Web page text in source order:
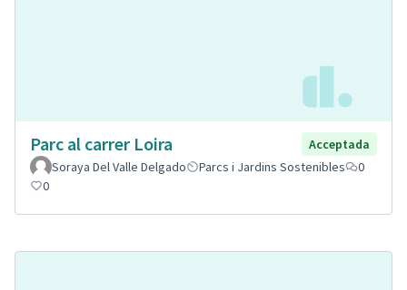
Parc al carrer Loira
Acceptada
Soraya Del Valle Delgado
Parcs i Jardins Sostenibles
0
0